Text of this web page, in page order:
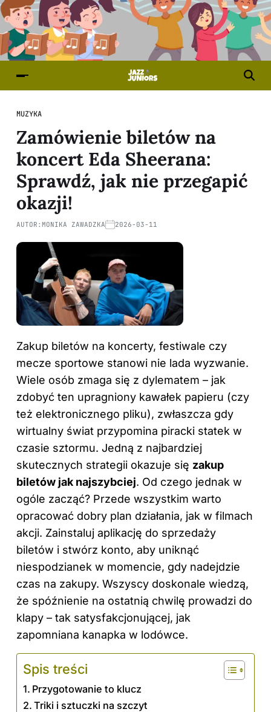
MUZYKA
Zamówienie biletów na
koncert Eda Sheerana:
Sprawdź, jak nie przegapić
okazji!
AUTOR: MONIKA ZAWADZKA 2026-03-11
Zakup biletów na koncerty, festiwale czy
mecze sportowe stanowi nie lada wyzwanie.
Wiele osób zmaga się z dylematem – jak
zdobyć ten upragniony kawałek papieru (czy
też elektronicznego pliku), zwłaszcza gdy
wirtualny świat przypomina piracki statek w
czasie sztormu. Jedną z najbardziej
skutecznych strategii okazuje się zakup
biletów jak najszybciej. Od czego jednak w
ogóle zacząć? Przede wszystkim warto
opracować dobry plan działania, jak w filmach
akcji. Zainstaluj aplikację do sprzedaży
biletów i stwórz konto, aby uniknąć
niespodzianek w momencie, gdy nadejdzie
czas na zakupy. Wszyscy doskonale wiedzą,
że spóźnienie na ostatnią chwilę prowadzi do
klapy – tak satysfakcjonującej, jak
zapomniana kanapka w lodówce.
Spis treści
Przygotowanie to klucz
Triki i sztuczki na szczyt